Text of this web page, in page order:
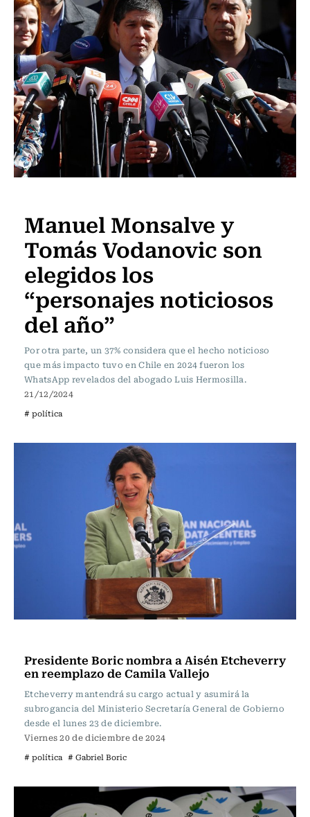
Manuel Monsalve y
Tomás Vodanovic son
elegidos los
“personajes noticiosos
del año”
Por otra parte, un 37% considera que el hecho noticioso
que más impacto tuvo en Chile en 2024 fueron los
WhatsApp revelados del abogado Luis Hermosilla.
21/12/2024
# política
Presidente Boric nombra a Aisén Etcheverry
en reemplazo de Camila Vallejo
Etcheverry mantendrá su cargo actual y asumirá la
subrogancia del Ministerio Secretaría General de Gobierno
desde el lunes 23 de diciembre.
Viernes 20 de diciembre de 2024
# política # Gabriel Boric